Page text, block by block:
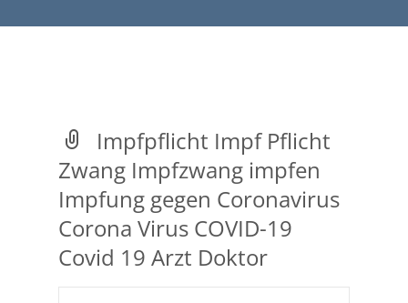
Impfpflicht Impf Pflicht
Zwang Impfzwang impfen
Impfung gegen Coronavirus
Corona Virus COVID-19
Covid 19 Arzt Doktor